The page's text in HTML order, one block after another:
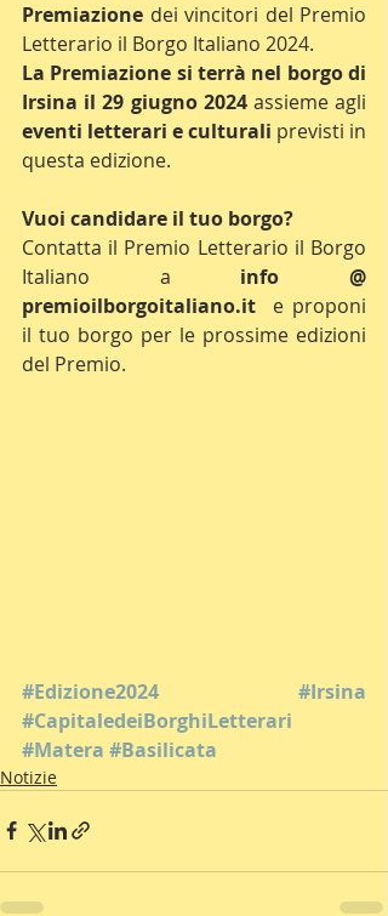
Premiazione dei vincitori del Premio
Letterario il Borgo Italiano 2024.
La Premiazione si terrà nel borgo di
Irsina il 29 giugno 2024
eventi letterari e culturali previsti in
questa edizione.
Vuoi candidare il tuo borgo?
Contatta il Premio Letterario il Borgo
Italiano a info @
premioilborgoitaliano.it e proponi
il tuo borgo per le prossime edizioni
del Premio.
#Edizione2024
#Irsina
#CapitaledeiBorghiLetterari
#Matera #Basilicata
Notizie